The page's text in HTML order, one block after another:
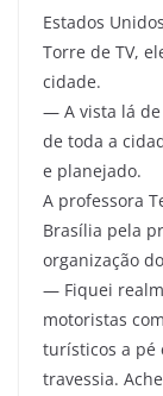
Estados
Torre de TV,
cidade.
— A vista lá de
de toda a
e planejado.
A professora
Brasília pela
organização
— Fiquei
motoristas
turísticos a pé
travessia.